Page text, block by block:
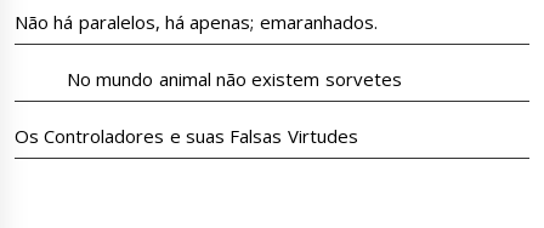
Não há paralelos, há apenas; emaranhados.
No mundo animal não existem sorvetes
Os Controladores e suas Falsas Virtudes